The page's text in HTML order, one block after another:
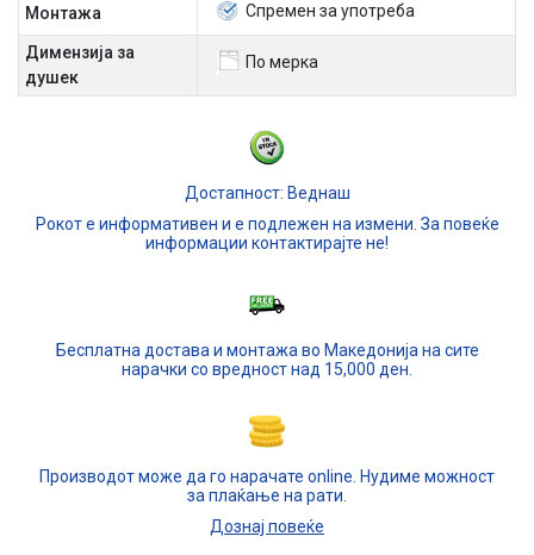
Mонтажа Спремен за употреба
Димензија за
душек
По мерка
Достапност: Веднаш
Рокот е информативен и е подлежен на измени. За повеќе
информации контактирајте не!
Бесплатна достава и монтажа во Македонија на сите
нарачки со вредност над 15,000 ден.
Производот може да го нарачате online. Нудиме можност
за плаќање на рати.
Дознај повеќе